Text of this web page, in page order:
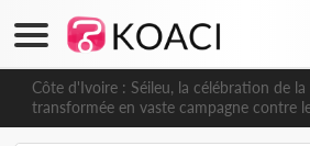
Côte d'Ivoire : Séileu, la célébration de la
transformée en vaste campagne contre
dépigmentants dangereux